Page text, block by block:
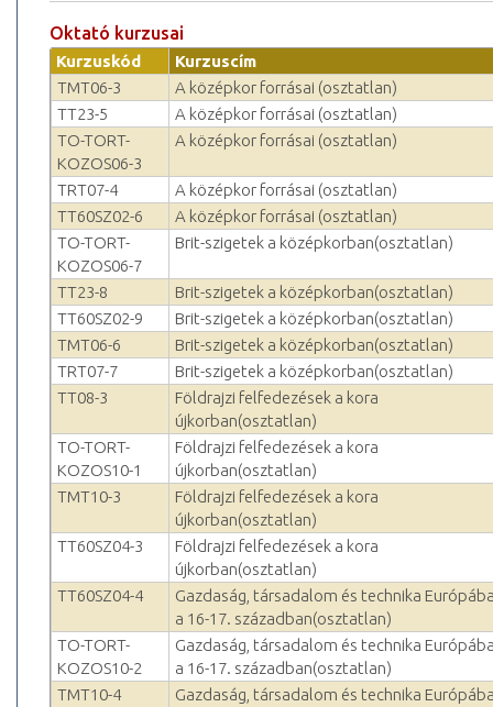
Oktató kurzusai
Kurzuskód
Kurzuscím
TMT06-3
A középkor forrásai (osztatlan)
TT23-5
A középkor forrásai (osztatlan)
TO-TORT-
KOZOS06-3
A középkor forrásai (osztatlan)
TRT07-4
A középkor forrásai (osztatlan)
TT60SZ02-6
A középkor forrásai (osztatlan)
TO-TORT-
KOZOS06-7
Brit-szigetek a középkorban(osztatlan)
TT23-8
Brit-szigetek a középkorban(osztatlan)
TT60SZ02-9
Brit-szigetek a középkorban(osztatlan)
TMT06-6
Brit-szigetek a középkorban(osztatlan)
TRT07-7
Brit-szigetek a középkorban(osztatlan)
TT08-3
Földrajzi felfedezések a kora
újkorban(osztatlan)
TO-TORT-
KOZOS10-1
Földrajzi felfedezések a kora
újkorban(osztatlan)
TMT10-3
Földrajzi felfedezések a kora
újkorban(osztatlan)
TT60SZ04-3
Földrajzi felfedezések a kora
újkorban(osztatlan)
TT60SZ04-4
Gazdaság, társadalom és technika
a 16-17. században(osztatlan)
TO-TORT-
KOZOS10-2
Gazdaság, társadalom és technika
a 16-17. században(osztatlan)
TMT10-4
Gazdaság, társadalom és technika